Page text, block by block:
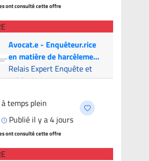
ont consulté cette offre
Avocat.e - Enquêteur.rice
en matière de harcèlement
psychologique
Relais Expert Enquête et
Médiation
candidats
temps plein
Publié il y a 4 jours
ont consulté cette offre